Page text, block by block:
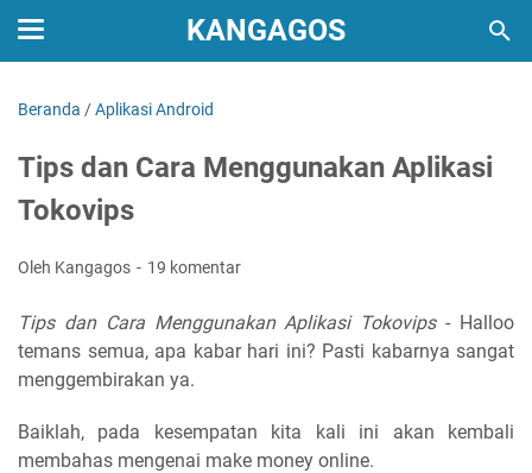
KANGAGOS
Beranda /Aplikasi Android
Tips dan Cara Menggunakan Aplikasi
Tokovips
Oleh Kangagos 19 komentar
Tips dan Cara Menggunakan Aplikasi Tokovips- Halloo
temans semua, apa kabar hari ini? Pasti kabarnya sangat
menggembirakan ya.
Baiklah, pada kesempatan kita kali ini akan kembali
membahas mengenai make money online.